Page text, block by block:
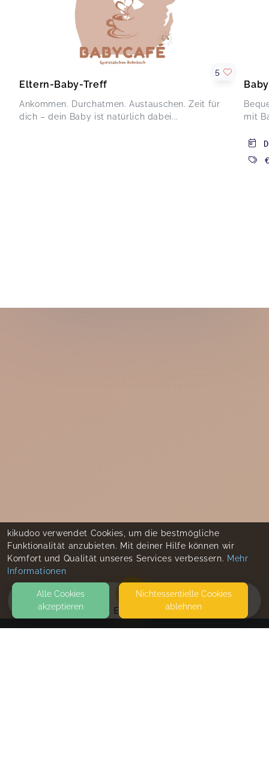
EVENTS
Eltern-Baby-Treff
Ankommen. Durchatmen. Austauschen. Zeit für
dich – dein Baby ist natürlich dabei...
5
mit
kikudoo verwendet Cookies, um die bestmögliche
Funktionalität anzubieten. Mit deiner Hilfe können wir
Komfort und Qualität unseres Services verbessern. Mehr
Informationen
Alle Cookies
akzeptieren
Nicht­essentielle Cookies
ablehnen